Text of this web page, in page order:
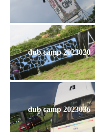
dub camp 2023020
dub camp 2023036